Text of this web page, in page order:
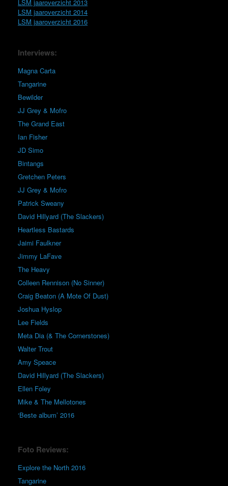
LSM jaaroverzicht 2013
LSM jaaroverzicht 2014
LSM jaaroverzicht 2016
Interviews:
Magna Carta
Tangarine
Bewilder
JJ Grey & Mofro
The Grand East
Ian Fisher
JD Simo
Bintangs
Gretchen Peters
JJ Grey & Mofro
Patrick Sweany
David Hillyard (The Slackers)
Heartless Bastards
Jaimi Faulkner
Jimmy LaFave
The Heavy
Colleen Rennison (No Sinner)
Craig Beaton (A Mote Of Dust)
Joshua Hyslop
Lee Fields
Meta Dia (& The Cornerstones)
Walter Trout
Amy Speace
David Hillyard (The Slackers)
Ellen Foley
Mike & The Mellotones
‘Beste album’ 2016
Foto Reviews:
Explore the North 2016
Tangarine